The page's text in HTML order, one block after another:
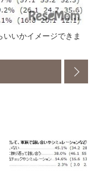
いいかイメージできま